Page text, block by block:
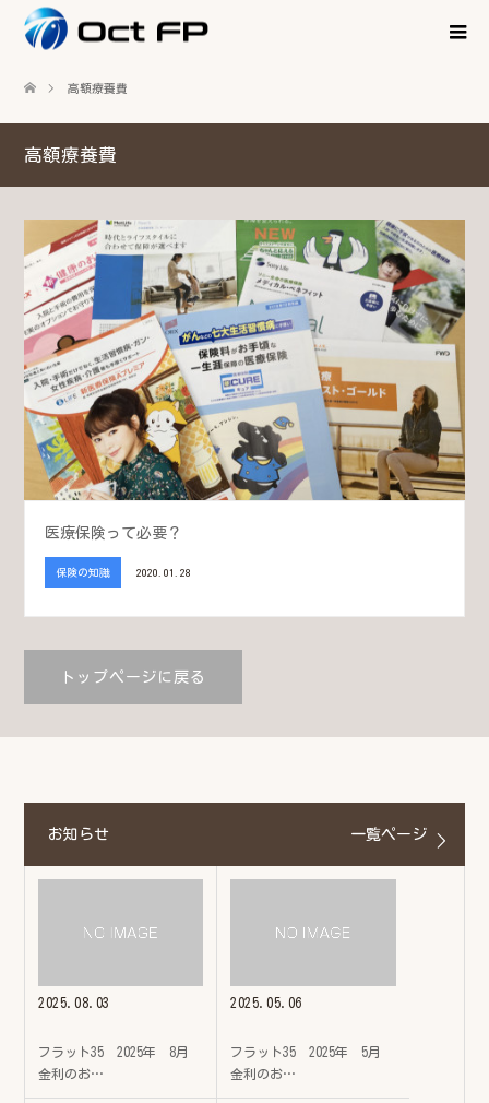
高額療養費
高額療養費
医療保険って必要？
保険の知識 2020.01.28
トップページに戻る
お知らせ 一覧ページ
2025.08.03
フラット35 2025年 8月
金利のお…
2025.05.06
フラット35 2025年 5月
金利のお…